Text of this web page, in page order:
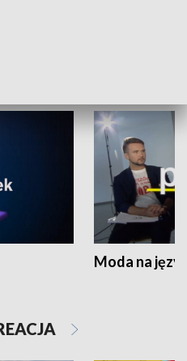
Moda na